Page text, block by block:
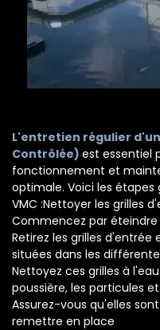
L'entretien régulier
Contrôlée) est essentiel
fonctionnement et
optimale. Voici les
VMC :Nettoyer les grilles
Commencez par éteindre
Retirez les grilles
situées dans les
Nettoyez ces grilles à
poussière, les particules
Assurez-vous qu'elles
remettre en place